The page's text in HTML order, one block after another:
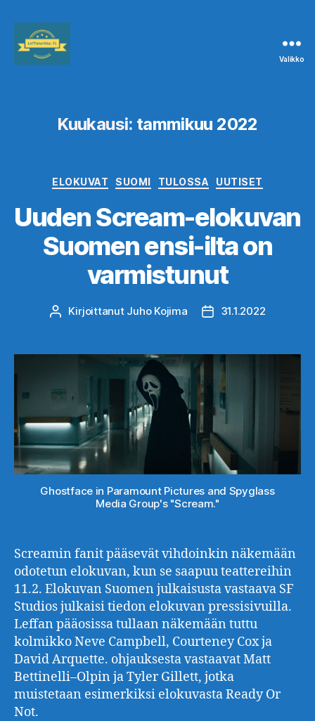
Valikko
Kuukausi: tammikuu 2022
Kategoriat
ELOKUVAT SUOMI TULOSSA UUTISET
Uuden Scream-elokuvan
Suomen ensi-ilta on
varmistunut
Kirjoittaja
Kirjoittanut Juho Kojima Julkaisupäivämäärä
31.1.2022
Ghostface in Paramount Pictures and Spyglass
Media Group's "Scream."
Screamin fanit pääsevät vihdoinkin näkemään
odotetun elokuvan, kun se saapuu teattereihin
11.2. Elokuvan Suomen julkaisusta vastaava SF
Studios julkaisi tiedon elokuvan pressisivuilla.
Leffan pääosissa tullaan näkemään tuttu
kolmikko Neve Campbell, Courteney Cox ja
David Arquette. ohjauksesta vastaavat Matt
Bettinelli–Olpin ja Tyler Gillett, jotka
muistetaan esimerkiksi elokuvasta Ready Or
Not.